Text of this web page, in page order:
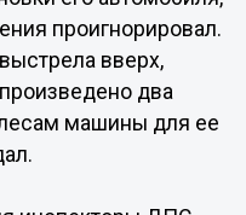
проигнорировал.
вверх,
два
машины для ее